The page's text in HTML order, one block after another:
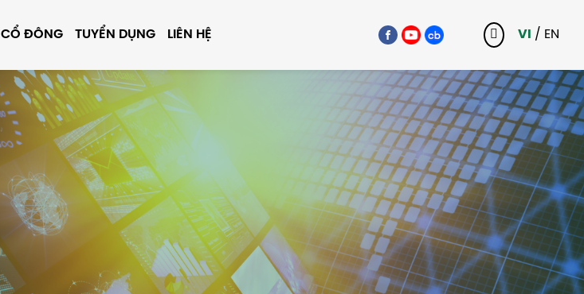
CỔ ĐÔNG TUYỂN DỤNG LIÊN HỆ VI / EN